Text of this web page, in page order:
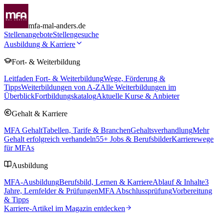
mfa-mal-anders.de
StellenangeboteStellengesuche
Ausbildung & Karriere
Fort- & Weiterbildung
Leitfaden Fort- & WeiterbildungWege, Förderung &
TippsWeiterbildungen von A-ZAlle Weiterbildungen im
ÜberblickFortbildungskatalogAktuelle Kurse & Anbieter
Gehalt & Karriere
MFA GehaltTabellen, Tarife & BranchenGehaltsverhandlungMehr
Gehalt erfolgreich verhandeln55+ Jobs & BerufsbilderKarrierewege
für MFAs
Ausbildung
MFA-AusbildungBerufsbild, Lernen & KarriereAblauf & Inhalte3
Jahre, Lernfelder & PrüfungenMFA AbschlussprüfungVorbereitung
& Tipps
Karriere-Artikel im Magazin entdecken